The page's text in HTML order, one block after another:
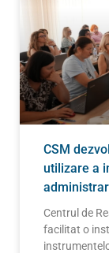
CSM
utilizare a
Centrul de
facilitat o